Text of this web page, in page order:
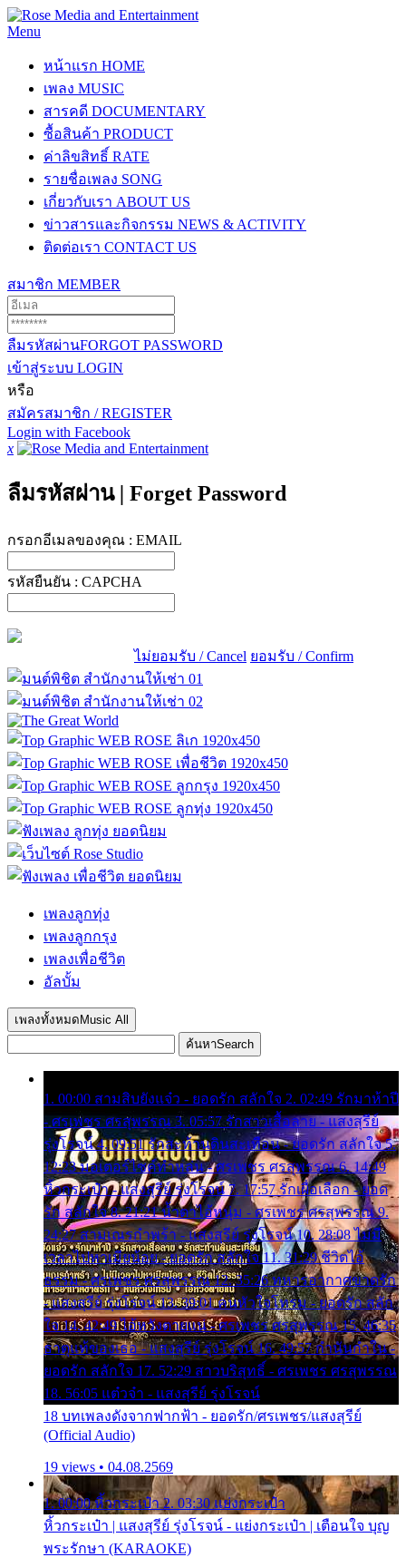
Menu
หน้าแรก HOME
เพลง MUSIC
สารคดี DOCUMENTARY
ซื้อสินค้า PRODUCT
ค่าลิขสิทธิ์ RATE
รายชื่อเพลง SONG
เกี่ยวกับเรา ABOUT US
ข่าวสารและกิจกรรม NEWS & ACTIVITY
ติดต่อเรา CONTACT US
สมาชิก MEMBER
ลืมรหัสผ่านFORGOT PASSWORD
เข้าสู่ระบบ LOGIN
หรือ
สมัครสมาชิก / REGISTER
Login with Facebook
x
ลืมรหัสผ่าน | Forget Password
กรอกอีเมลของคุณ : EMAIL
รหัสยืนยัน : CAPCHA
ไม่ยอมรับ / Cancel ยอมรับ / Confirm
เพลงลูกทุ่ง
เพลงลูกกรุง
เพลงเพื่อชีวิต
อัลบั้ม
เพลงทั้งหมด Music All
ค้นหาSearch
1. 00:00 สามสิบยังแจ๋ว - ยอดรัก สลักใจ 2. 02:49 รักมาห้าปี
- ศรเพชร ศรสุพรรณ 3. 05:57 รักสาวเสื้อลาย - แสงสุรีย์
รุ่งโรจน์ 4. 09:51 รักสะท้านดินสะเทือน - ยอดรัก สลักใจ 5.
12:23 มอเตอร์ไซค์ทำหล่น - ศรเพชร ศรสุพรรณ 6. 14:49
หิ้วกระเป๋า - แสงสุรีย์ รุ่งโรจน์ 7. 17:57 รักเผื่อเลือก - ยอด
รัก สลักใจ 8. 21:21 น้ำตาไอ้หนุ่ม - ศรเพชร ศรสุพรรณ 9.
24:27 สามเณรกำพร้า - แสงสุรีย์ รุ่งโรจน์ 10. 28:08 ไม่มี
เวลาไปหาเมียน้อย - ยอดรัก สลักใจ 11. 31:29 ชีวิตไอ้
ธรรม - ศรเพชร ศรสุพรรณ 12. 35:26 ทหารอากาศขาดรัก
- แสงสุรีย์ รุ่งโรจน์ 13. 39:01 คนหัวใจโทรม - ยอดรัก สลัก
ใจ 14. 42:49 ไอ้หวังตายแน่ - ศรเพชร ศรสุพรรณ 15. 46:35
ธาตุแท้ของเธอ - แสงสุรีย์ รุ่งโรจน์ 16. 49:57 กำนันกำใน -
ยอดรัก สลักใจ 17. 52:29 สาวบริสุทธิ์ - ศรเพชร ศรสุพรรณ
18. 56:05 แต๋วจ๋า - แสงสุรีย์ รุ่งโรจน์
18 บทเพลงดังจากฟากฟ้า - ยอดรัก/ศรเพชร/แสงสุรีย์
(Official Audio)
19 views • 04.08.2569
1. 00:00 หิ้วกระเป๋า 2. 03:30 แย่งกระเป๋า
หิ้วกระเป๋า | แสงสุรีย์ รุ่งโรจน์ - แย่งกระเป๋า | เตือนใจ บุญ
พระรักษา (KARAOKE)